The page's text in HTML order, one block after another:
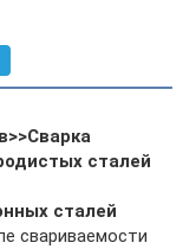
сталей
сталей
свариваемости